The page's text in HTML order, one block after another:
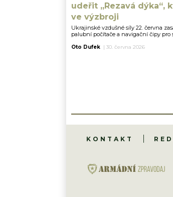
udeřit „Rezavá dýka“,
ve výzbroji
Ukrajinské vzdušné síly 22. června
palubní počítače a navigační čipy pro
Oto Dufek | 30. června 2026
KONTAKT